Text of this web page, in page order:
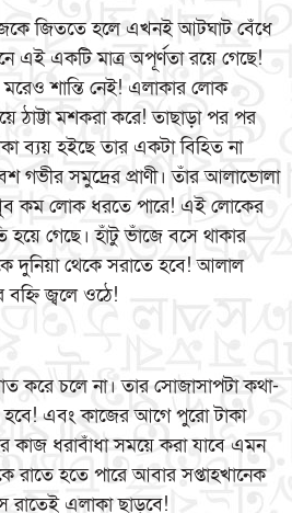
জিততে হলে এখনই আটঘাট বেঁধে
এই একটি মাত্র অপূর্ণতা রয়ে গেছে!
শান্তি নেই! এলাকার লোক
ঠাট্টা মশকরা করে! তাছাড়া পর পর
ব্যয় হইছে তার একটা বিহিত না
গভীর সমুদ্রের প্রাণী। তাঁর আলাভোলা
খুব কম লোক ধরতে পারে! এই লোকের
হয়ে গেছে। হাঁটু ভাঁজে বসে থাকার
দুনিয়া থেকে সরাতে হবে! আলাল
জ্বলে ওঠে!
করে চলে না। তার সোজাসাপটা কথা-
হবে! এবং কাজের আগে পুরো টাকা
ধরাবাঁধা সময়ে করা যাবে এমন
রাতে হতে পারে আবার সপ্তাহখানেক
রাতেই এলাকা ছাড়বে!